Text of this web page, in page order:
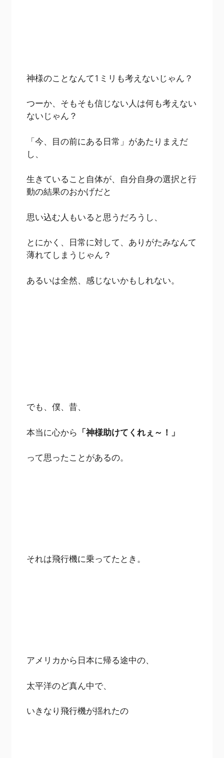
神様のことなんて1ミリも考えないじゃん？
つーか、そもそも信じない人は何も考えない
ないじゃん？
「今、目の前にある日常」があたりまえだ
し、
生きていること自体が、自分自身の選択と行
動の結果のおかげだと
思い込む人もいると思うだろうし、
とにかく、日常に対して、ありがたみなんて
薄れてしまうじゃん？
あるいは全然、感じないかもしれない。
でも、僕、昔、
本当に心から 「神様助けてくれぇ～！」
って思ったことがあるの。
それは飛行機に乗ってたとき。
アメリカから日本に帰る途中の、
太平洋のど真ん中で、
いきなり飛行機が揺れたの